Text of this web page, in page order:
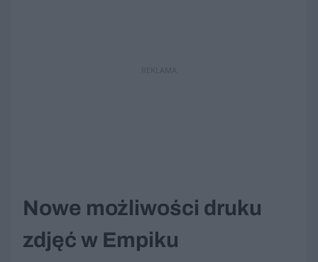
REKLAMA
Nowe możliwości druku
zdjęć w Empiku